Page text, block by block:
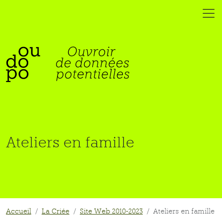
Ateliers en famille
Accueil La Criée Site Web 2010-2023 Ateliers en famille